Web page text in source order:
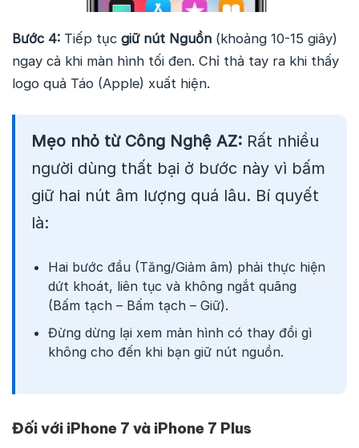
Bước 4: Tiếp tục giữ nút Nguồn (khoảng 10-15 giây)
ngay cả khi màn hình tối đen. Chỉ thả tay ra khi thấy
logo quả Táo (Apple) xuất hiện.
Mẹo nhỏ từ Công Nghệ AZ: Rất nhiều
người dùng thất bại ở bước này vì bấm
giữ hai nút âm lượng quá lâu. Bí quyết
là:
Hai bước đầu (Tăng/Giảm âm) phải thực hiện
dứt khoát, liên tục và không ngắt quãng
(Bấm tạch – Bấm tạch – Giữ).
Đừng dừng lại xem màn hình có thay đổi gì
không cho đến khi bạn giữ nút nguồn.
Đối với iPhone 7 và iPhone 7 Plus